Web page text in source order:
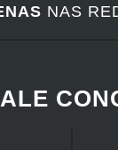
NAS